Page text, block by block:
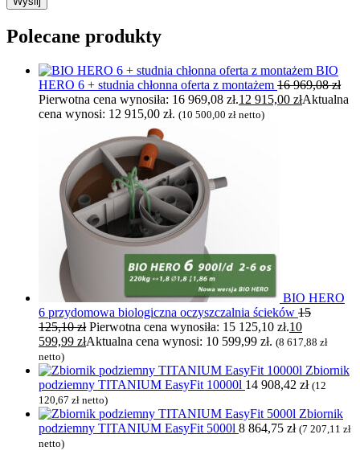
Polecane produkty
BIO
HERO 6 + studnia chłonna oferta z montażem 16 969,08zł
Pierwotna cena wynosiła: 16 969,08 zł.12 915,00 złAktualna
cena wynosi: 12 915,00 zł. (10 500,00 zł netto)
BIO HERO
6 przydomowa biologiczna oczyszczalnia ścieków 15
125,10zł Pierwotna cena wynosiła: 15 125,10 zł.10
599,99 złAktualna cena wynosi: 10 599,99 zł. (8 617,88 zł
netto)
Zbiornik
podziemny TITANIUM EasyFit 10000l 14 908,42 zł (12
120,67 zł netto)
Zbiornik
podziemny TITANIUM EasyFit 5000l 8 864,75 zł (7 207,11 zł
netto)